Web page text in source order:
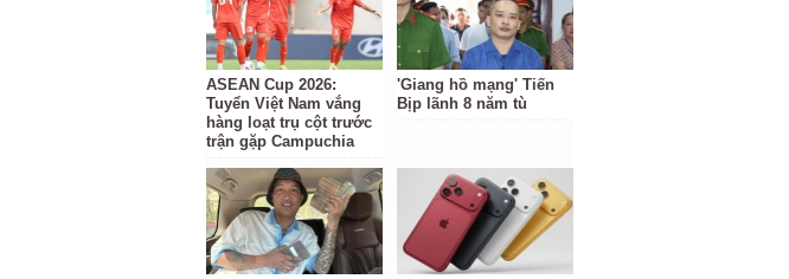
ASEAN Cup 2026:
Tuyển Việt Nam vắng
hàng loạt trụ cột trước
trận gặp Campuchia
'Giang hồ mạng' Tiến
Bịp lãnh 8 năm tù